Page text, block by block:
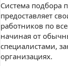
Система подбора
предоставляет
работников по
начиная от
специалистами,
организациях.